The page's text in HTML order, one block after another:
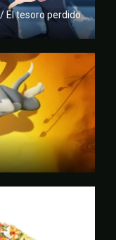
JUJUTSU KAISEN: El tesoro escondido / El tesoro perdido – La película